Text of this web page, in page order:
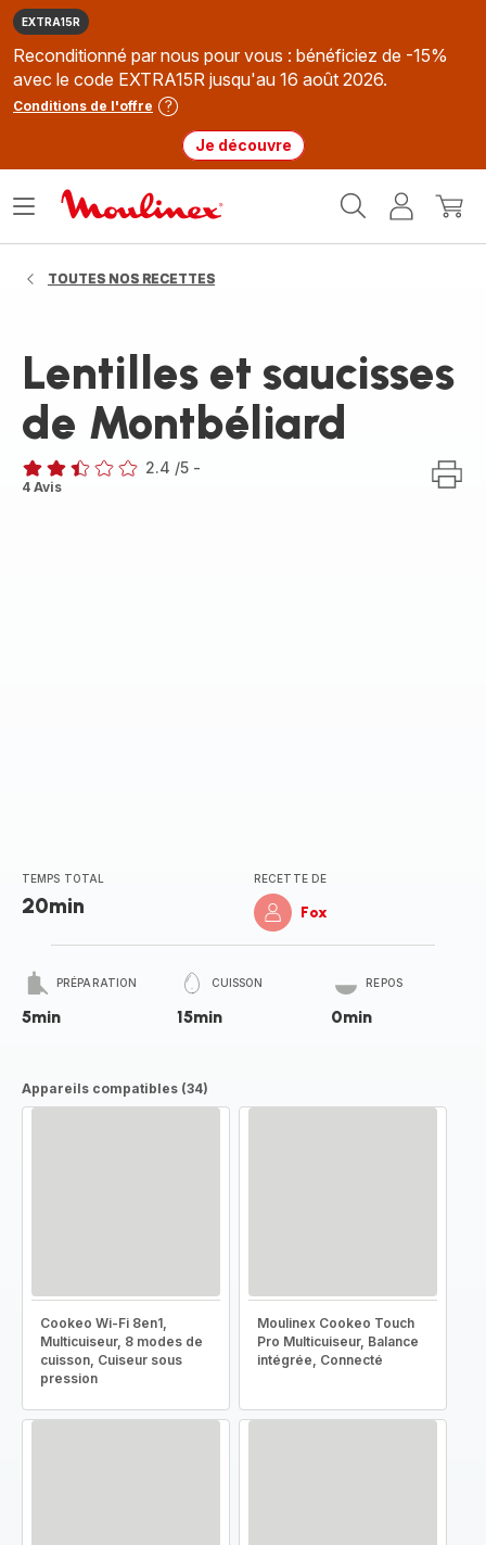
EXTRA15R
Reconditionné par nous pour vous : bénéficiez de -15%
avec le code EXTRA15R jusqu'au 16 août 2026.
Conditions de l'offre
Je découvre
MonMon
Ouvrir
TOUTES NOS RECETTES
Lentilles et saucisses
de Montbéliard
ratings.2.4
2.4 /5 -
4 Avis
TEMPS TOTAL
20min
RECETTE DE
Fox
PRÉPARATION
5min
CUISSON
15min
REPOS
0min
Appareils compatibles (34)
Cookeo Wi-Fi 8en1,
Multicuiseur, 8 modes de
cuisson, Cuiseur sous
pression
Moulinex Cookeo Touch
Pro Multicuiseur, Balance
intégrée, Connecté